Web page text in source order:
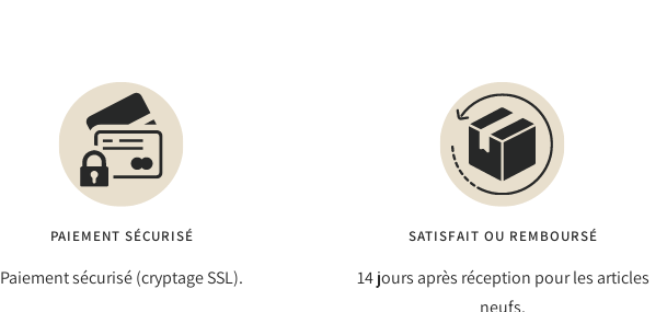
PAIEMENT SÉCURISÉ
Paiement sécurisé (cryptage SSL).
SATISFAIT OU REMBOURSÉ
14 jours après réception pour les articles
neufs.